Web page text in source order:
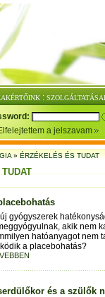
:
a jelszavam
»ÉRZÉKELÉS ÉS TUDAT
gyógyszerek
akik nem
hatóanyagot nem
a placebohatás?
és a szülők